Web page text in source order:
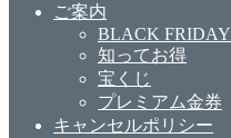
ご案内
BLACK FRIDAY
知ってお得
宝くじ
プレミアム金券
キャンセルポリシー